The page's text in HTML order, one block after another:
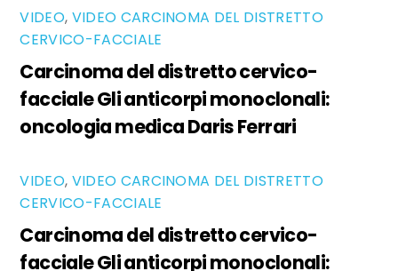
VIDEO, VIDEO CARCINOMA DEL DISTRETTO
CERVICO-FACCIALE
Carcinoma del distretto cervico-
facciale Gli anticorpi monoclonali:
oncologia medica Daris Ferrari
VIDEO, VIDEO CARCINOMA DEL DISTRETTO
CERVICO-FACCIALE
Carcinoma del distretto cervico-
facciale Gli anticorpi monoclonali: